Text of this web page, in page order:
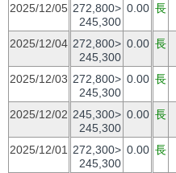
2025/12/05 272,800>
245,300
0.00 長
2025/12/04 272,800>
245,300
0.00 長
2025/12/03 272,800>
245,300
0.00 長
2025/12/02 245,300>
245,300
0.00 長
2025/12/01
272,300>
245,300
0.00 長